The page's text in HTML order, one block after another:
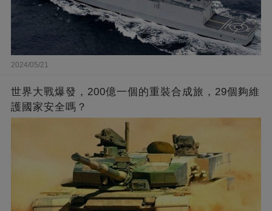
2024/05/21
世界大戰爆發，200億一個的重裝合成旅，29個夠維
護國家安全嗎？